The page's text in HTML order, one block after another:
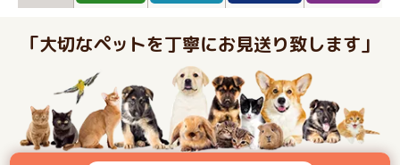
「大切なペットを丁寧にお見送り致します」